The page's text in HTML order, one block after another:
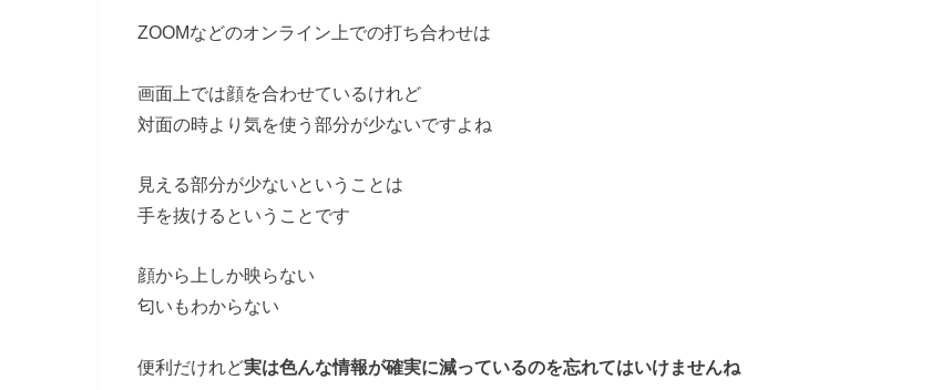
ZOOMなどのオンライン上での打ち合わせは
画面上では顔を合わせているけれど
対面の時より気を使う部分が少ないですよね
見える部分が少ないということは
手を抜けるということです
顔から上しか映らない
匂いもわからない
便利だけれど実は色んな情報が確実に減っているのを忘れてはいけませんね